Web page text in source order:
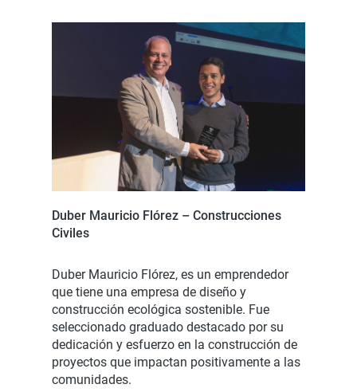
Duber Mauricio Flórez – Construcciones
Civiles
Duber Mauricio Flórez, es un emprendedor
que tiene una empresa de diseño y
construcción ecológica sostenible. Fue
seleccionado graduado destacado por su
dedicación y esfuerzo en la construcción de
proyectos que impactan positivamente a las
comunidades.